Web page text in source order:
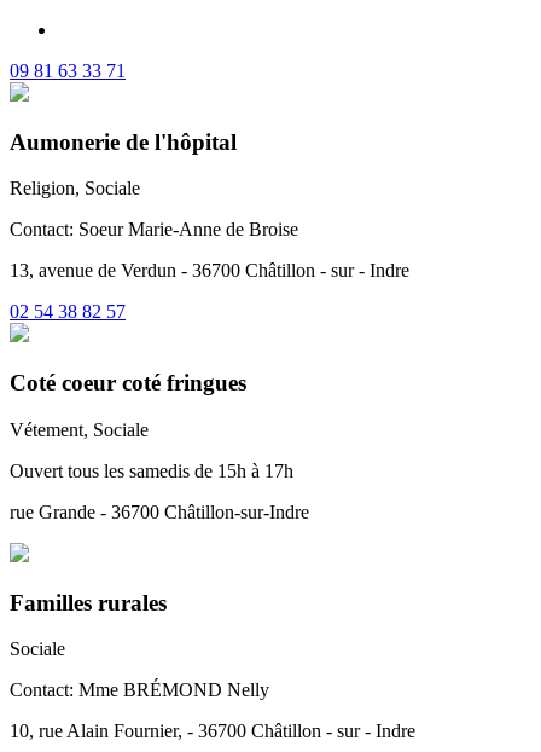
09 81 63 33 71
Aumonerie de l'hôpital
Religion, Sociale
Contact: Soeur Marie-Anne de Broise
13, avenue de Verdun - 36700 Châtillon - sur - Indre
02 54 38 82 57
Coté coeur coté fringues
Vétement, Sociale
Ouvert tous les samedis de 15h à 17h
rue Grande - 36700 Châtillon-sur-Indre
Familles rurales
Sociale
Contact: Mme BRÉMOND Nelly
10, rue Alain Fournier, - 36700 Châtillon - sur - Indre